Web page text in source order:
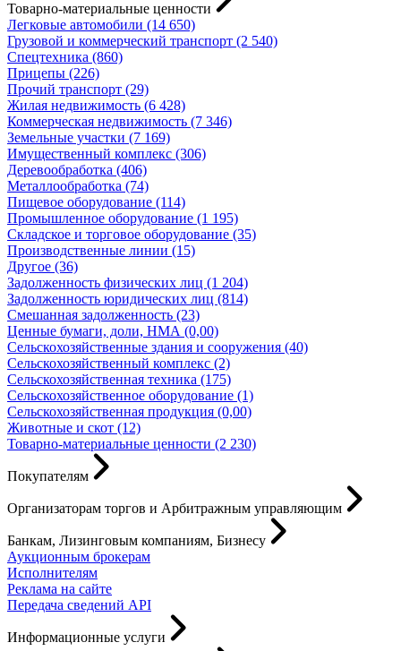
Товарно-материальные ценности
Легковые автомобили (14 650)
Грузовой и коммерческий транспорт (2 540)
Спецтехника (860)
Прицепы (226)
Прочий транспорт (29)
Жилая недвижимость (6 428)
Коммерческая недвижимость (7 346)
Земельные участки (7 169)
Имущественный комплекс (306)
Деревообработка (406)
Металлообработка (74)
Пищевое оборудование (114)
Промышленное оборудование (1 195)
Складское и торговое оборудование (35)
Производственные линии (15)
Другое (36)
Задолженность физических лиц (1 204)
Задолженность юридических лиц (814)
Смешанная задолженность (23)
Ценные бумаги, доли, НМА (0,00)
Сельскохозяйственные здания и сооружения (40)
Сельскохозяйственный комплекс (2)
Сельскохозяйственная техника (175)
Сельскохозяйственное оборудование (1)
Сельскохозяйственная продукция (0,00)
Животные и скот (12)
Товарно-материальные ценности (2 230)
Покупателям
Организаторам торгов и Арбитражным управляющим
Банкам, Лизинговым компаниям, Бизнесу
Аукционным брокерам
Исполнителям
Реклама на сайте
Передача сведений API
Информационные услуги